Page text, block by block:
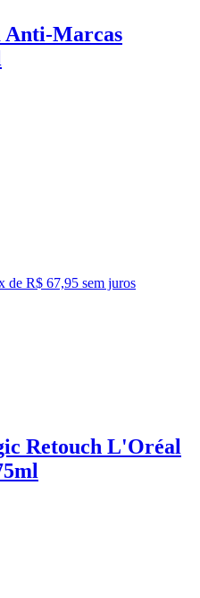
Anti-Marcas
de R$ 67,95 sem juros
Retouch L'Oréal